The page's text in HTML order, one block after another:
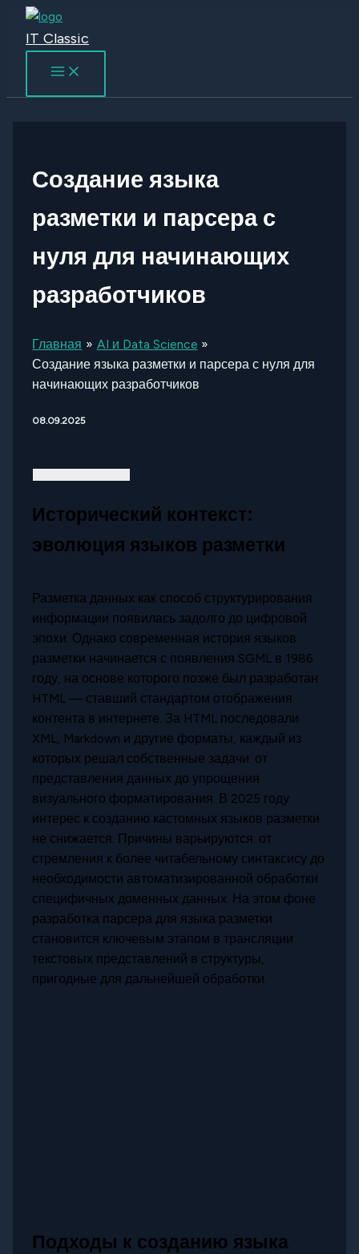
Перейти
содержимому
IT Classic
Создание языка
разметки и парсера с
нуля для начинающих
разработчиков
Главная
AI и Data Science
Создание языка разметки и парсера с нуля для
начинающих разработчиков
08.09.2025
Исторический контекст:
эволюция языков разметки
Разметка данных как способ структурирования
информации появилась задолго до цифровой
эпохи. Однако современная история языков
разметки начинается с появления SGML в 1986
году, на основе которого позже был разработан
HTML — ставший стандартом отображения
контента в интернете. За HTML последовали
XML, Markdown и другие форматы, каждый из
которых решал собственные задачи: от
представления данных до упрощения
визуального форматирования. В 2025 году
интерес к созданию кастомных языков разметки
не снижается. Причины варьируются: от
стремления к более читабельному синтаксису до
необходимости автоматизированной обработки
специфичных доменных данных. На этом фоне
разработка парсера для языка разметки
становится ключевым этапом в трансляции
текстовых представлений в структуры,
пригодные для дальнейшей обработки.
Подходы к созданию языка